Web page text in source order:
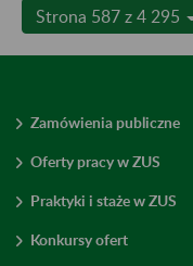
Strona 587 z 4 295
Zamówienia publiczne
Oferty pracy w ZUS
Praktyki i staże w ZUS
Konkursy ofert